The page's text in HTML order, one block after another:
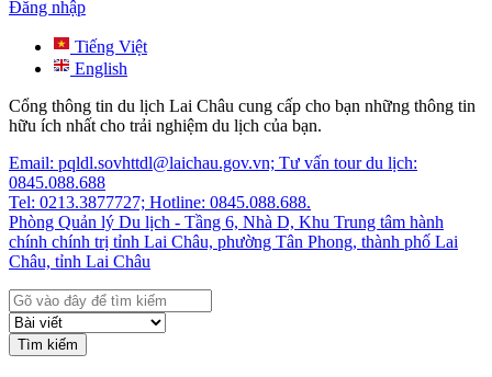
Đăng nhập
Tiếng Việt
English
Cổng thông tin du lịch Lai Châu cung cấp cho bạn những thông tin
hữu ích nhất cho trải nghiệm du lịch của bạn.
Email: pqldl.sovhttdl@laichau.gov.vn; Tư vấn tour du lịch:
0845.088.688
Tel: 0213.3877727; Hotline: 0845.088.688.
Phòng Quản lý Du lịch - Tầng 6, Nhà D, Khu Trung tâm hành
chính chính trị tỉnh Lai Châu, phường Tân Phong, thành phố Lai
Châu, tỉnh Lai Châu
Tìm kiếm